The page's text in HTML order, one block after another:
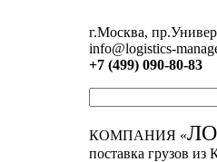
г.Москва,
info@logistics-
+7 (499) 090-80-83
КОМПАНИЯ «
поставка грузов из